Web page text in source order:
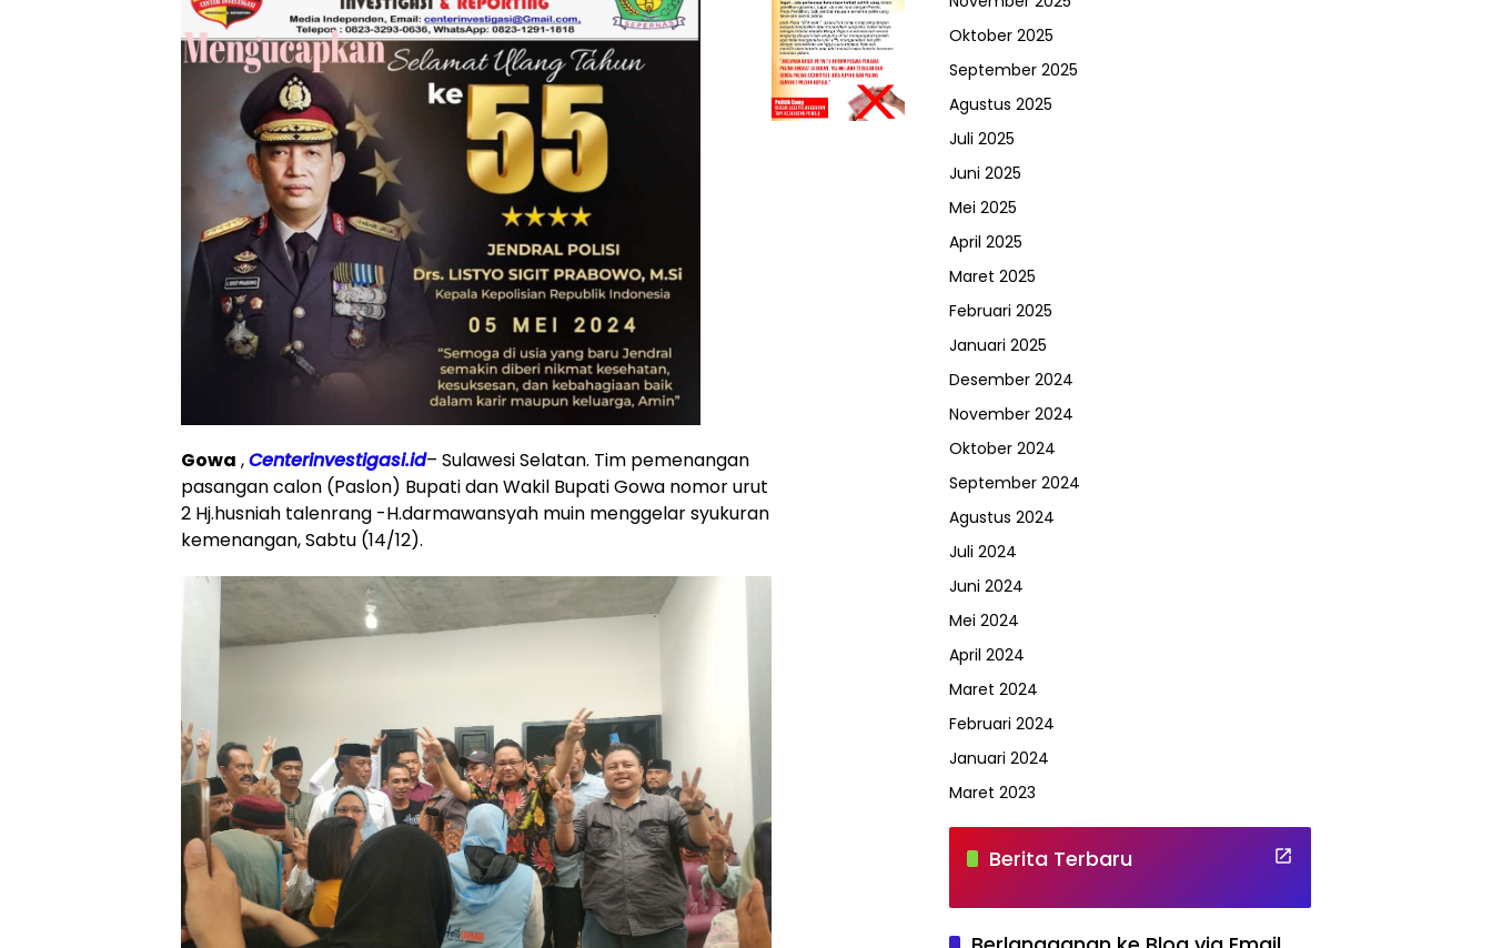
Gowa ,Centerinvestigasi.id– Sulawesi Selatan. Tim pemenangan
pasangan calon (Paslon) Bupati dan Wakil Bupati Gowa nomor urut
2 Hj.husniah talenrang -H.darmawansyah muin menggelar syukuran
kemenangan, Sabtu (14/12).
Oktober 2025
September 2025
Agustus 2025
Juli 2025
Juni 2025
Mei 2025
April 2025
Maret 2025
Februari 2025
Januari 2025
Desember 2024
November 2024
Oktober 2024
September 2024
Agustus 2024
Juli 2024
Juni 2024
Mei 2024
April 2024
Maret 2024
Februari 2024
Januari 2024
Maret 2023
Berita Terbaru